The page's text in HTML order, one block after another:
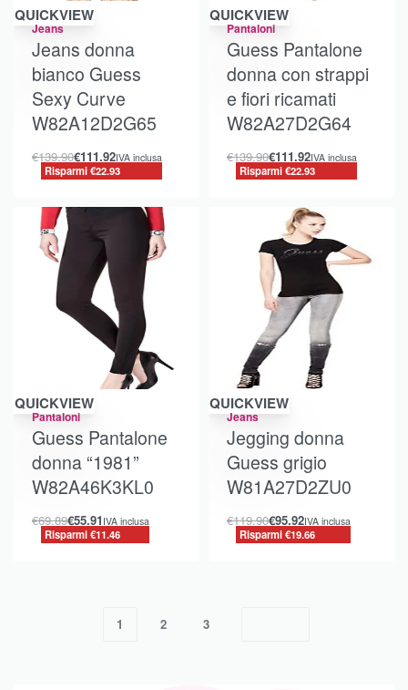
Risparmi €22.93
QUICKVIEW
Jeans
Jeans donna
bianco Guess
Sexy Curve
W82A12D2G65
€139.90€111.92IVA inclusa
Risparmi €22.93
Risparmi €22.93
QUICKVIEW
Pantaloni
Guess Pantalone
donna con strappi
e fiori ricamati
W82A27D2G64
€139.90€111.92IVA inclusa
Risparmi €22.93
Risparmi €11.46
QUICKVIEW
Pantaloni
Guess Pantalone
donna “1981”
W82A46K3KL0
€69.89€55.91 IVA inclusa
Risparmi €11.46
Risparmi €19.66
QUICKVIEW
Jeans
Jegging donna
Guess grigio
W81A27D2ZU0
€119.90€95.92IVA inclusa
Risparmi €19.66
1 2 3